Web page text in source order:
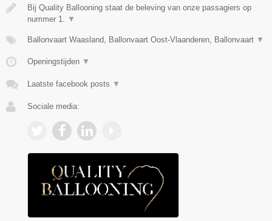
Bij Quality Ballooning staat de beleving van onze passagiers op
nummer 1.
▼
Ballonvaart Waasland, Ballonvaart Oost-Vlaanderen, Ballonvaart ▼
Openingstijden ▼
Laatste facebook posts ▼
Sociale media: